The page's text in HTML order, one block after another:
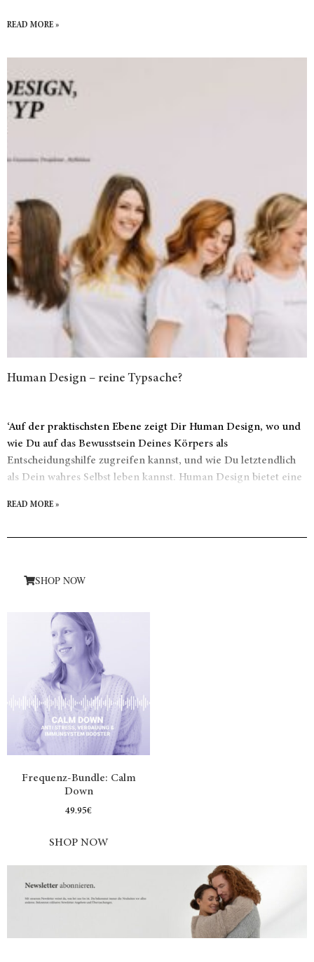
READ MORE »
Human Design – reine Typsache?
‘Auf der praktischsten Ebene zeigt Dir Human Design, wo und
wie Du auf das Bewusstsein Deines Körpers als
Entscheidungshilfe zugreifen kannst, und wie Du letztendlich
als Dein wahres Selbst leben kannst. Human Design bietet eine
READ MORE »
SHOP NOW
Frequenz-Bundle: Calm
Down
49.95€
SHOP NOW